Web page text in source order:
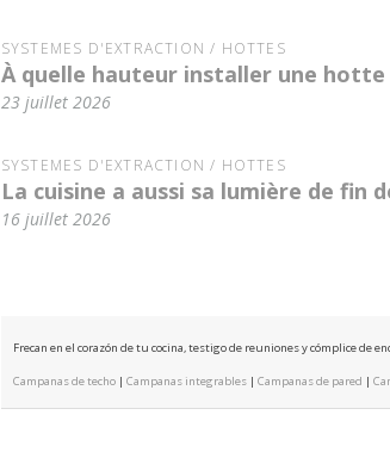
SYSTÈMES D'EXTRACTION / HOTTES
À quelle hauteur installer une hotte
23 juillet 2026
SYSTÈMES D'EXTRACTION / HOTTES
La cuisine a aussi sa lumière de fin
16 juillet 2026
Frecan en el corazón de tu cocina, testigo de reuniones y cómplice de
Campanas de techo| Campanas integrables| Campanas de pared |